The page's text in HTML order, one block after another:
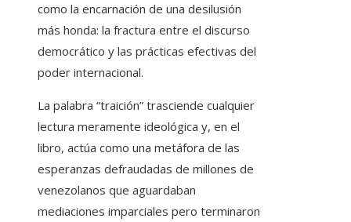
como la encarnación de una desilusión
más honda: la fractura entre el discurso
democrático y las prácticas efectivas del
poder internacional.
La palabra “traición” trasciende cualquier
lectura meramente ideológica y, en el
libro, actúa como una metáfora de las
esperanzas defraudadas de millones de
venezolanos que aguardaban
mediaciones imparciales pero terminaron